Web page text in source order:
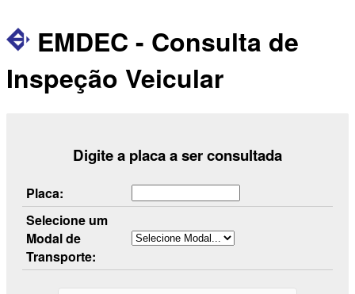
EMDEC - Consulta de
Inspeção Veicular
Digite a placa a ser consultada
Placa:
Selecione um
Modal de
Transporte: